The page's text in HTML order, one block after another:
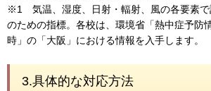
※1 気温、湿度、日射・輻射、風の各要素で
のための指標。各校は、環境省「熱中症予防
時」の「大阪」における情報を入手します。
3.具体的な対応方法